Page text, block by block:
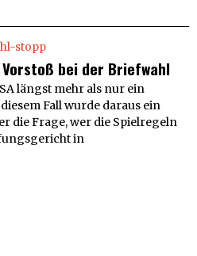
bei der Briefwahl
längst mehr als nur ein
Fall wurde daraus ein
die Frage, wer die Spielregeln
in